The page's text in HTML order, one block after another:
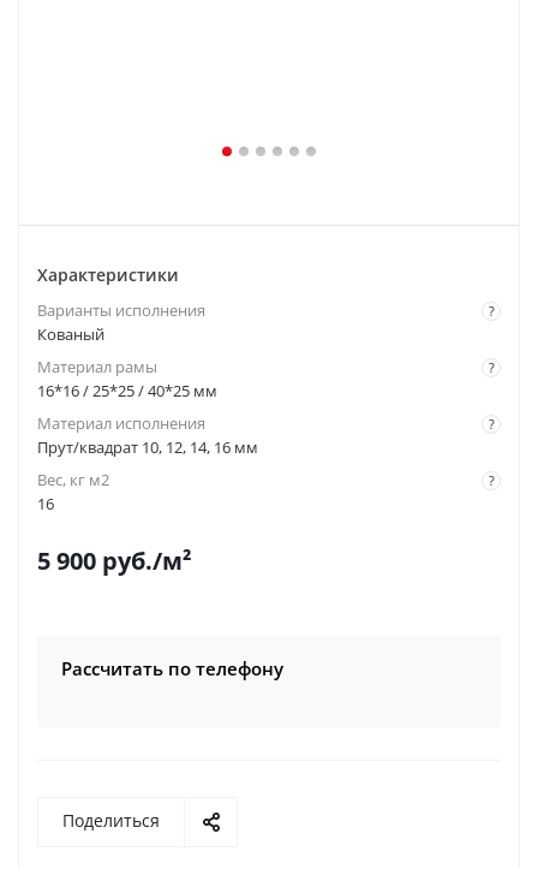
Характеристики
?
Варианты исполнения
Кованый
?
Материал рамы
16*16 / 25*25 / 40*25 мм
?
Материал исполнения
Прут/квадрат 10, 12, 14, 16 мм
?
Вес, кг м2
16
5 900 руб./м²
Рассчитать по телефону
Поделиться